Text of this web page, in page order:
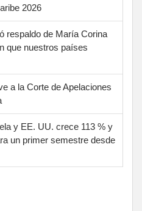
2026
respaldo de María Corina
que nuestros países
a la Corte de Apelaciones
y EE. UU. crece 113 % y
un primer semestre desde